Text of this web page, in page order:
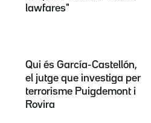
lawfares"
Qui és García-Castellón,
el jutge que investiga per
terrorisme Puigdemont i
Rovira